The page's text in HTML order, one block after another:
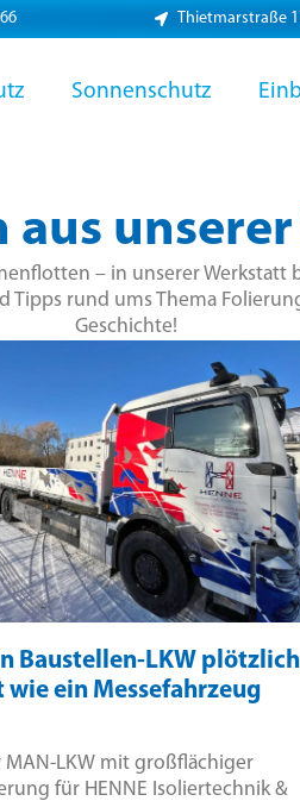
Thietmarstraße
Sonnenschutz
aus
– in unserer Werkstatt
rund ums Thema
Geschichte!
Baustellen-LKW plötzlich
wie ein Messefahrzeug
MAN-LKW mit großflächiger
für HENNE Isoliertechnik &